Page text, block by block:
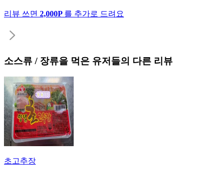
리뷰 쓰면 2,000P 를 추가로 드려요
소스류 / 장류을 먹은 유저들의 다른 리뷰
초고추장